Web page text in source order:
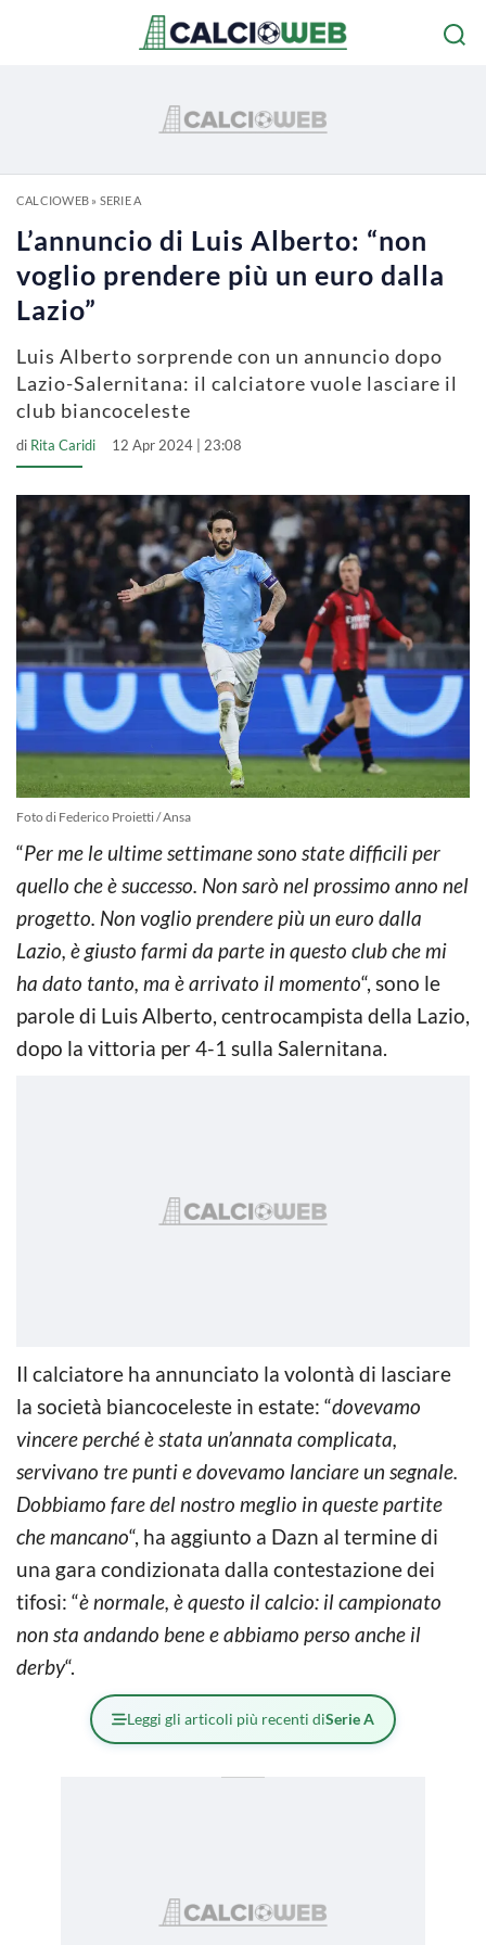
CALCIOWEB» SERIE A
L’annuncio di Luis Alberto: “non
voglio prendere più un euro dalla
Lazio”
Luis Alberto sorprende con un annuncio dopo
Lazio-Salernitana: il calciatore vuole lasciare il
club biancoceleste
di Rita Caridi 12 Apr 2024 | 23:08
Foto di Federico Proietti / Ansa
“Per me le ultime settimane sono state difficili per
quello che è successo. Non sarò nel prossimo anno nel
progetto. Non voglio prendere più un euro dalla
Lazio, è giusto farmi da parte in questo club che mi
ha dato tanto, ma è arrivato il momento“, sono le
parole di Luis Alberto, centrocampista della Lazio,
dopo la vittoria per 4-1 sulla Salernitana.
Il calciatore ha annunciato la volontà di lasciare
la società biancoceleste in estate: “dovevamo
vincere perché è stata un’annata complicata,
servivano tre punti e dovevamo lanciare un segnale.
Dobbiamo fare del nostro meglio in queste partite
che mancano“, ha aggiunto a Dazn al termine di
una gara condizionata dalla contestazione dei
tifosi: “è normale, è questo il calcio: il campionato
non sta andando bene e abbiamo perso anche il
derby“.
Leggi gli articoli più recenti diSerie A